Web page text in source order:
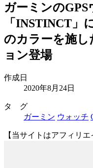
ガーミンのGPS
「INSTINCT」
のカラーを施
ョン登場
作成日
2020年8月24日
タ グ
ガーミン ウォッチ
【当サイトはアフィリ